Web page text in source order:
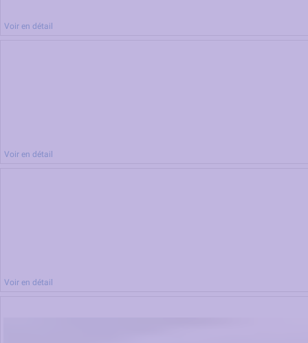
Voir en détail
Voir en détail
Voir en détail